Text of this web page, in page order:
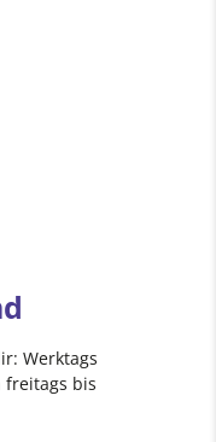
Werktags
freitags bis